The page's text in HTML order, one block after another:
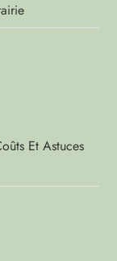
Et Astuces